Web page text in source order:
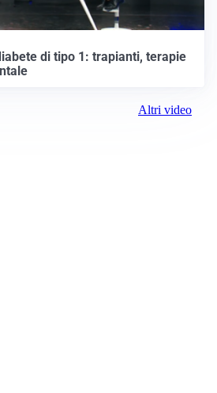
di tipo 1: trapianti, terapie
Altri video